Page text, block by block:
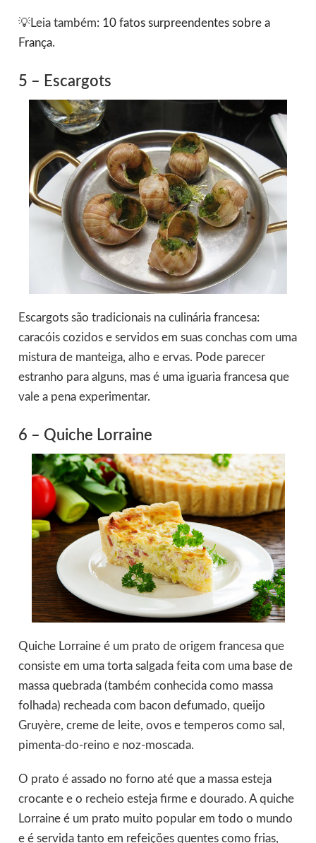
💡Leia também: 10 fatos surpreendentes sobre a
França.
5 – Escargots
Escargots são tradicionais na culinária francesa:
caracóis cozidos e servidos em suas conchas com uma
mistura de manteiga, alho e ervas. Pode parecer
estranho para alguns, mas é uma iguaria francesa que
vale a pena experimentar.
6 – Quiche Lorraine
Quiche Lorraine é um prato de origem francesa que
consiste em uma torta salgada feita com uma base de
massa quebrada (também conhecida como massa
folhada) recheada com bacon defumado, queijo
Gruyère, creme de leite, ovos e temperos como sal,
pimenta-do-reino e noz-moscada.
O prato é assado no forno até que a massa esteja
crocante e o recheio esteja firme e dourado. A quiche
Lorraine é um prato muito popular em todo o mundo
e é servida tanto em refeições quentes como frias,